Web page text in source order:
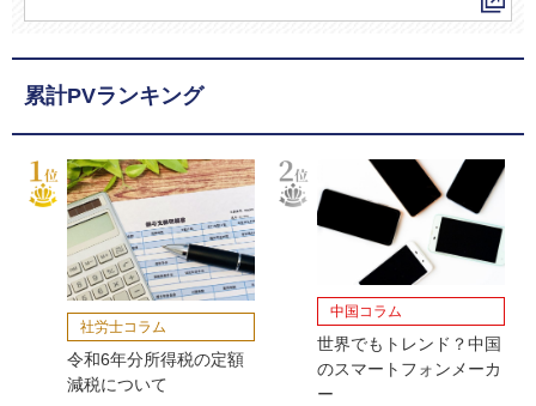
累計PVランキング
社労士コラム
令和6年分所得税の定額
減税について
中国コラム
世界でもトレンド？中国
のスマートフォンメーカ
ー